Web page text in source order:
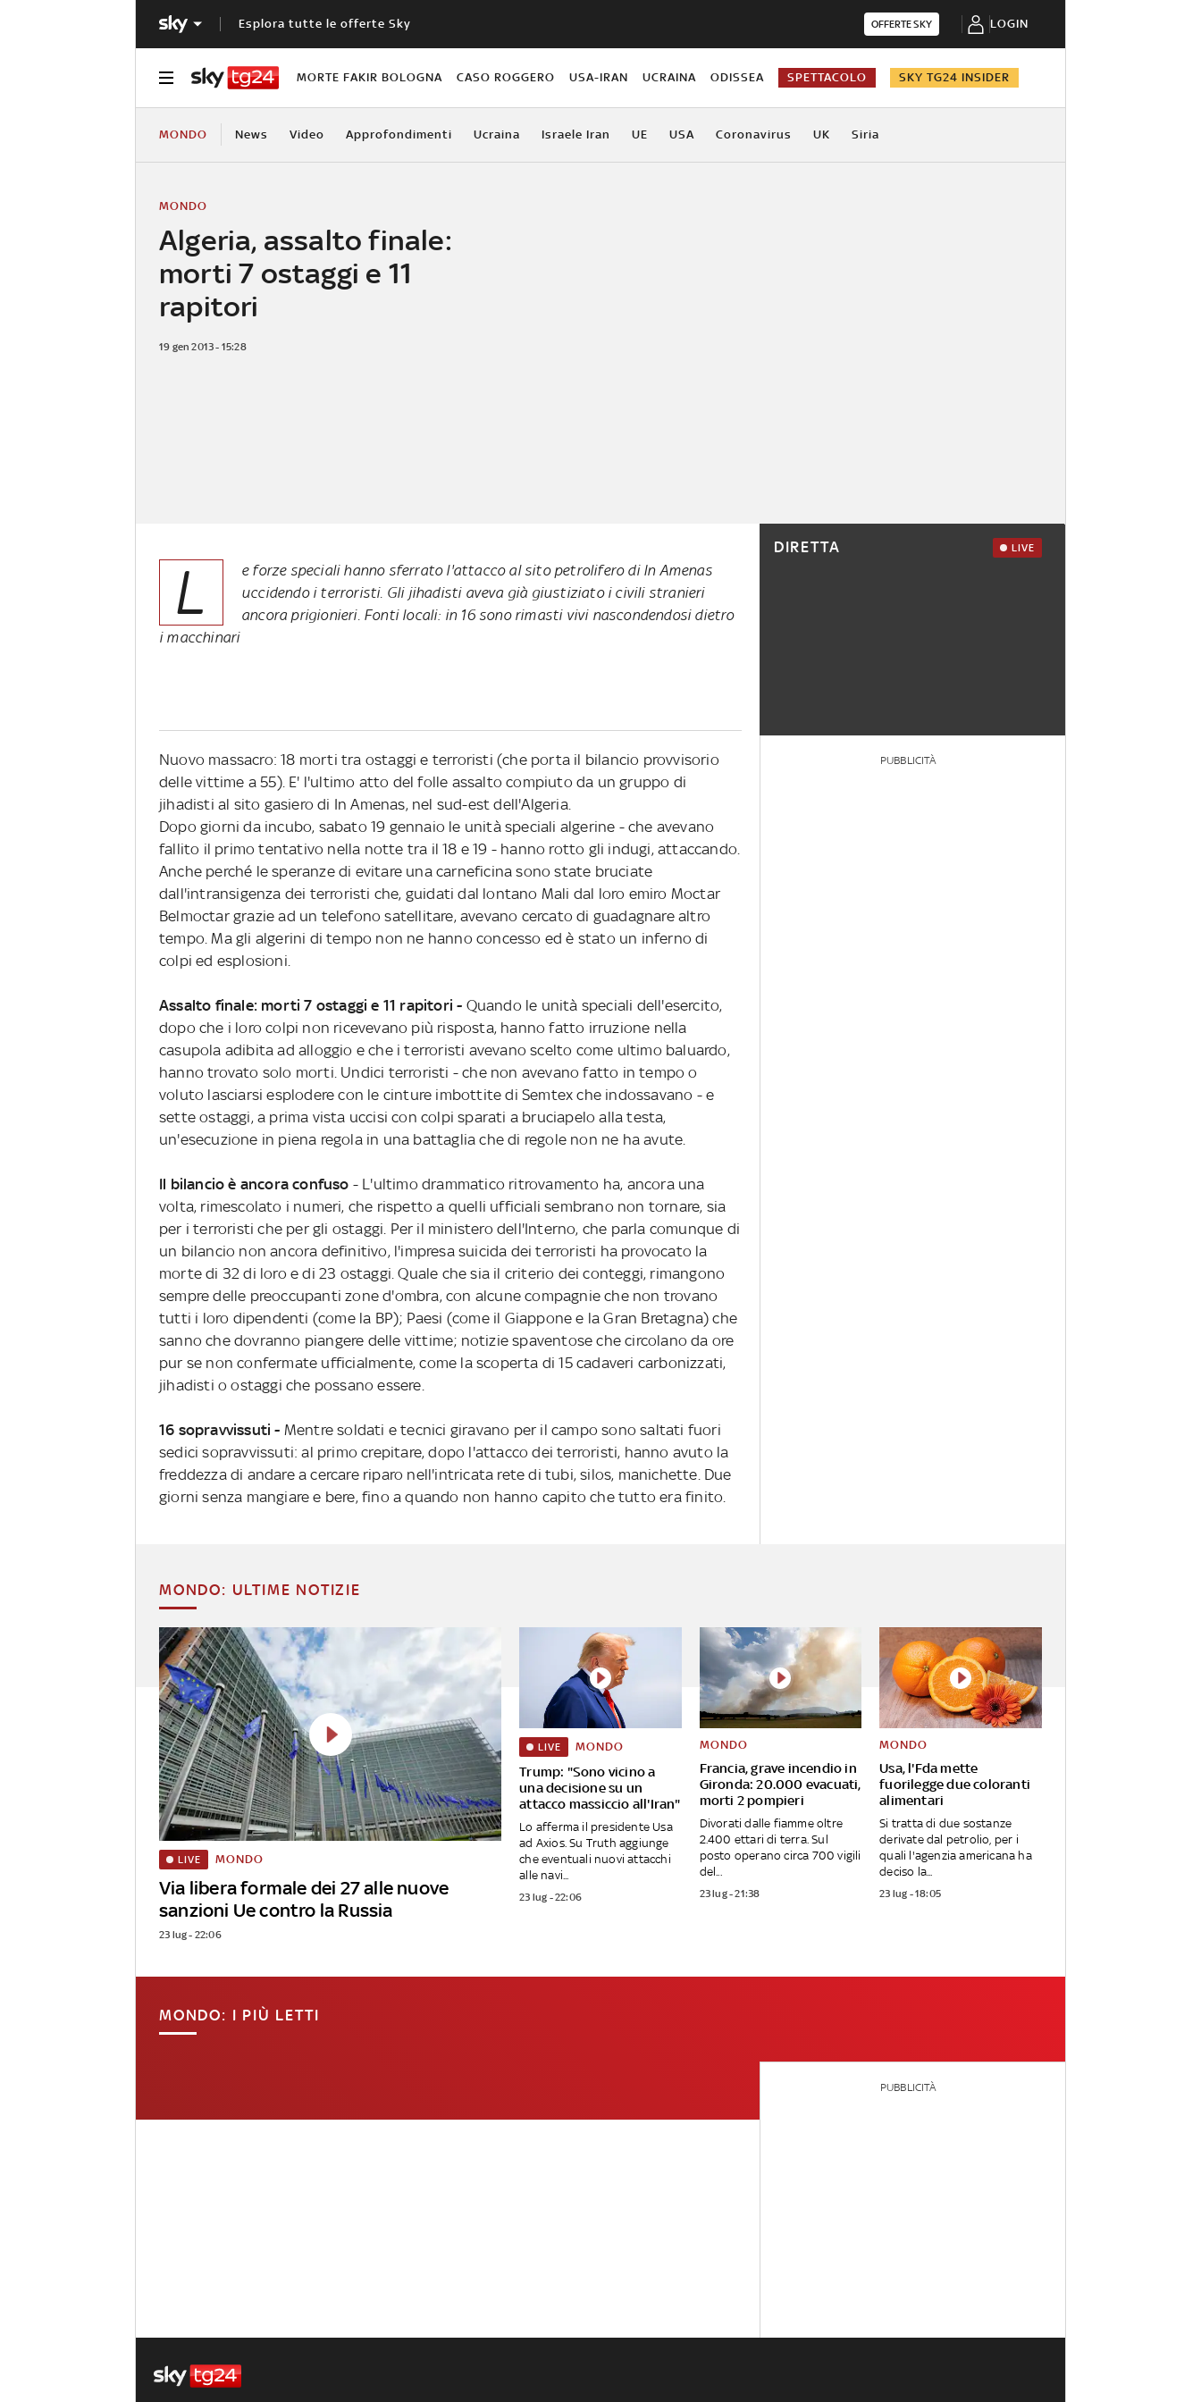
Esplora tutte le offerte Sky OFFERTE SKY LOGIN
MORTE FAKIR BOLOGNA CASO ROGGERO USA-IRAN UCRAINA ODISSEA SPETTACOLO SKY TG24 INSIDER
MONDO News Video Approfondimenti Ucraina Israele Iran UE USA Coronavirus UK Siria
Algeria, assalto finale:
morti 7 ostaggi e 11
rapitori
MONDO
19 gen 2013 - 15:28
L
e forze speciali hanno sferrato l'attacco al sito petrolifero di In Amenas
uccidendo i terroristi. Gli jihadisti aveva già giustiziato i civili stranieri
ancora prigionieri. Fonti locali: in 16 sono rimasti vivi nascondendosi dietro
i macchinari
Nuovo massacro: 18 morti tra ostaggi e terroristi (che porta il bilancio provvisorio
delle vittime a 55). E' l'ultimo atto del folle assalto compiuto da un gruppo di
jihadisti al sito gasiero di In Amenas, nel sud-est dell'Algeria.
Dopo giorni da incubo, sabato 19 gennaio le unità speciali algerine - che avevano
fallito il primo tentativo nella notte tra il 18 e 19 - hanno rotto gli indugi, attaccando.
Anche perché le speranze di evitare una carneficina sono state bruciate
dall'intransigenza dei terroristi che, guidati dal lontano Mali dal loro emiro Moctar
Belmoctar grazie ad un telefono satellitare, avevano cercato di guadagnare altro
tempo. Ma gli algerini di tempo non ne hanno concesso ed è stato un inferno di
colpi ed esplosioni.
Assalto finale: morti 7 ostaggi e 11 rapitori - Quando le unità speciali dell'esercito,
dopo che i loro colpi non ricevevano più risposta, hanno fatto irruzione nella
casupola adibita ad alloggio e che i terroristi avevano scelto come ultimo baluardo,
hanno trovato solo morti. Undici terroristi - che non avevano fatto in tempo o
voluto lasciarsi esplodere con le cinture imbottite di Semtex che indossavano - e
sette ostaggi, a prima vista uccisi con colpi sparati a bruciapelo alla testa,
un'esecuzione in piena regola in una battaglia che di regole non ne ha avute.
Il bilancio è ancora confuso - L'ultimo drammatico ritrovamento ha, ancora una
volta, rimescolato i numeri, che rispetto a quelli ufficiali sembrano non tornare, sia
per i terroristi che per gli ostaggi. Per il ministero dell'Interno, che parla comunque di
un bilancio non ancora definitivo, l'impresa suicida dei terroristi ha provocato la
morte di 32 di loro e di 23 ostaggi. Quale che sia il criterio dei conteggi, rimangono
sempre delle preoccupanti zone d'ombra, con alcune compagnie che non trovano
tutti i loro dipendenti (come la BP); Paesi (come il Giappone e la Gran Bretagna) che
sanno che dovranno piangere delle vittime; notizie spaventose che circolano da ore
pur se non confermate ufficialmente, come la scoperta di 15 cadaveri carbonizzati,
jihadisti o ostaggi che possano essere.
16 sopravvissuti - Mentre soldati e tecnici giravano per il campo sono saltati fuori
sedici sopravvissuti: al primo crepitare, dopo l'attacco dei terroristi, hanno avuto la
freddezza di andare a cercare riparo nell'intricata rete di tubi, silos, manichette. Due
giorni senza mangiare e bere, fino a quando non hanno capito che tutto era finito.
DIRETTA LIVE
PUBBLICITÀ
MONDO: ULTIME NOTIZIE
Via libera formale dei 27 alle nuove
sanzioni Ue contro la Russia
LIVE MONDO
23 lug - 22:06
Trump: "Sono vicino a
una decisione su un
attacco massiccio all'Iran"
LIVE MONDO
Lo afferma il presidente Usa
ad Axios. Su Truth aggiunge
che eventuali nuovi attacchi
alle navi...
23 lug - 22:06
Francia, grave incendio in
Gironda: 20.000 evacuati,
morti 2 pompieri
MONDO
Divorati dalle fiamme oltre
2.400 ettari di terra. Sul
posto operano circa 700 vigili
del...
23 lug - 21:38
Usa, l'Fda mette
fuorilegge due coloranti
alimentari
MONDO
Si tratta di due sostanze
derivate dal petrolio, per i
quali l'agenzia americana ha
deciso la...
23 lug - 18:05
MONDO: I PIÙ LETTI
PUBBLICITÀ